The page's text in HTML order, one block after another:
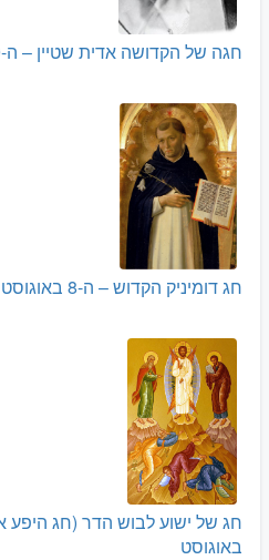
חגה של הקדושה אדית שטיין – ה-9 באוגוסט
חג דומיניק הקדוש – ה-8 באוגוסט
באוגוסט